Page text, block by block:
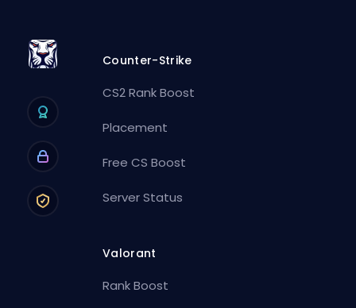
Counter-Strike
CS2 Rank Boost
Placement
Free CS Boost
Server Status
Valorant
Rank Boost